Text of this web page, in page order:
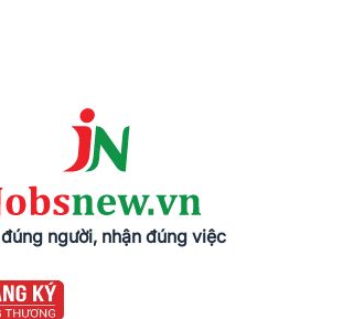
người, nhận đúng việc